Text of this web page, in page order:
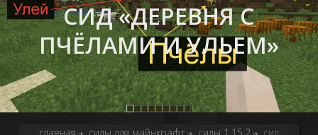
СИД «ДЕРЕВНЯ С
ПЧЁЛАМИ И УЛЬЕМ»